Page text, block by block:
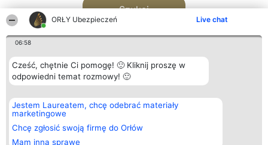
ORŁY Ubezpieczeń Live chat
06:58
Cześć, chętnie Ci pomogę! 🙂 Kliknij proszę w
odpowiedni temat rozmowy! 🙂
Jestem Laureatem, chcę odebrać materiały
marketingowe
Chcę zgłosić swoją firmę do Orłów
Mam inną sprawę
Szukaj
Organizator plebiscytu
Bright Side Solutions sp. z o.
o. sp. k.
ul. Ruska 22
Wrocław 50-079
KRS 0000749100 | Regon
Plebiscyt
Laureaci
wszystkich
Laureatów
Kontakt
Kontakt